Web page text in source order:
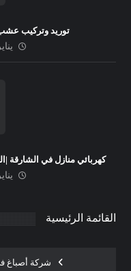
توريد وتركيب عشب
يناير 5,
كهربائي منازل في الشارقة
يناير 6,
القائمة الرئيسية
شركة أصباغ في